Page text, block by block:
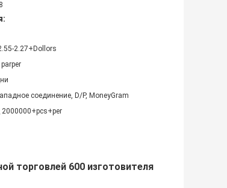
2.27+Dollors
соединение, D/P, MoneyGram
2000000+pcs+per
торговлей 600 изготовителя